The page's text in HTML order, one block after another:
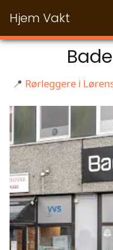
Hjem Vakt
📍 Rørleggere i